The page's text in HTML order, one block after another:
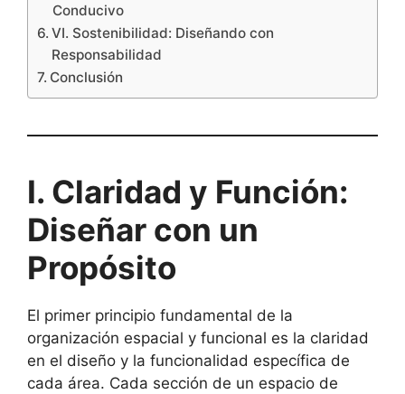
Conducivo
VI. Sostenibilidad: Diseñando con
Responsabilidad
Conclusión
I. Claridad y Función:
Diseñar con un
Propósito
El primer principio fundamental de la
organización espacial y funcional es la claridad
en el diseño y la funcionalidad específica de
cada área. Cada sección de un espacio de